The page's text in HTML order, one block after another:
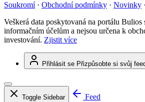
Soukromí · Obchodní podmínky · Novinky ·
Veškerá data poskytovaná na portálu Bulios
informačním účelům a nejsou určena k
investování. Zjistit více
Přihlásit se Přizpůsobte si svůj
Toggle Sidebar
Feed